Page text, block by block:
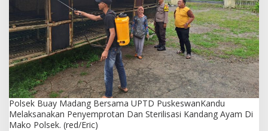
a
m
a
U
P
T
D
P
u
s
k
Polsek Buay Madang Bersama UPTD PuskeswanKandu
Melaksanakan Penyemprotan Dan Sterilisasi Kandang Ayam Di
Mako Polsek. (red/Eric)